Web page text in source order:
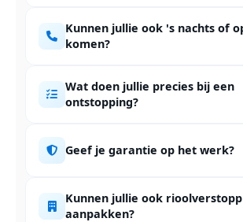
Kunnen jullie ook 's nachts of
komen?
Wat doen jullie precies bij een
ontstopping?
Geef je garantie op het werk?
Kunnen jullie ook
aanpakken?